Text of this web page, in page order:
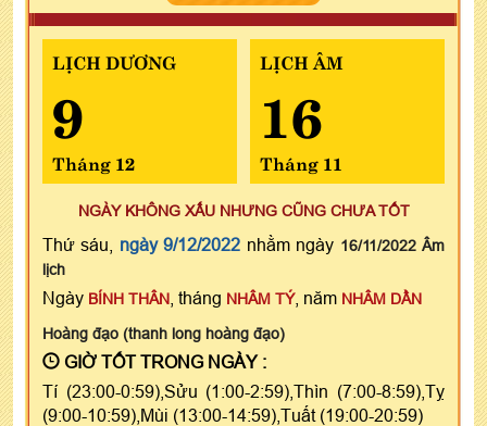
LỊCH DƯƠNG
9
Tháng 12
LỊCH ÂM
16
Tháng 11
NGÀY KHÔNG XẤU NHƯNG CŨNG CHƯA TỐT
Thứ sáu, ngày 9/12/2022 nhằm ngày 16/11/2022 Âm
lịch
Ngày BÍNH THÂN , tháng NHÂM TÝ, năm NHÂM DẦN
Hoàng đạo (thanh long hoàng đạo)
GIỜ TỐT TRONG NGÀY :
Tí (23:00-0:59),Sửu (1:00-2:59),Thìn (7:00-8:59),Tỵ
(9:00-10:59),Mùi (13:00-14:59),Tuất (19:00-20:59)